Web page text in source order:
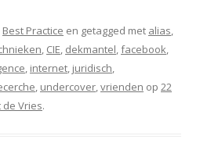
Best Practice en getagged met alias,
, CIE, dekmantel,facebook,
, internet, juridisch,
, undercover,vrienden op 22
Vries.